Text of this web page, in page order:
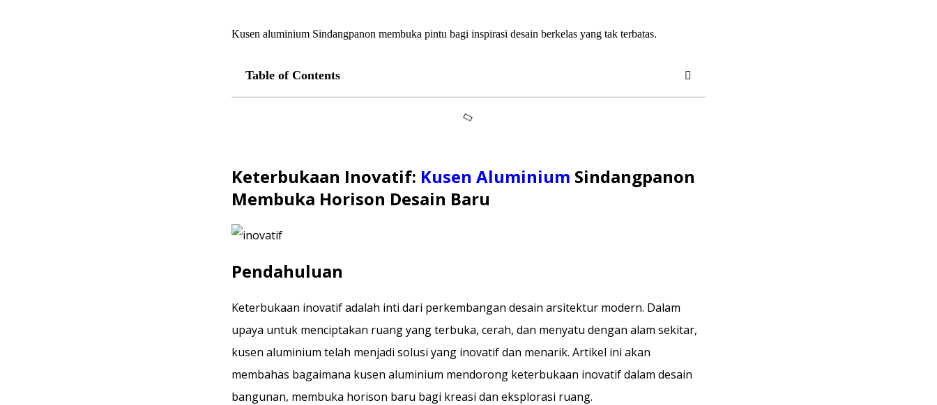
Kusen aluminium Sindangpanon membuka pintu bagi inspirasi desain berkelas yang tak terbatas.
Table of Contents
Keterbukaan Inovatif: Kusen Aluminium Sindangpanon
Membuka Horison Desain Baru
Pendahuluan
Keterbukaan inovatif adalah inti dari perkembangan desain arsitektur modern. Dalam
upaya untuk menciptakan ruang yang terbuka, cerah, dan menyatu dengan alam sekitar,
kusen aluminium telah menjadi solusi yang inovatif dan menarik. Artikel ini akan
membahas bagaimana kusen aluminium mendorong keterbukaan inovatif dalam desain
bangunan, membuka horison baru bagi kreasi dan eksplorasi ruang.